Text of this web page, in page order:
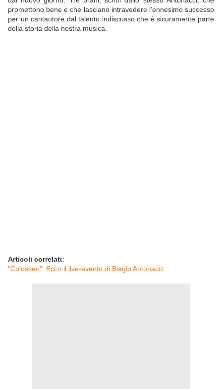
promettono bene e che lasciano intravedere l'ennesimo successo
per un cantautore dal talento indiscusso che è sicuramente parte
della storia della nostra musica.
Articoli correlati:
"Colosseo": Ecco il live-evento di Biagio Antonacci